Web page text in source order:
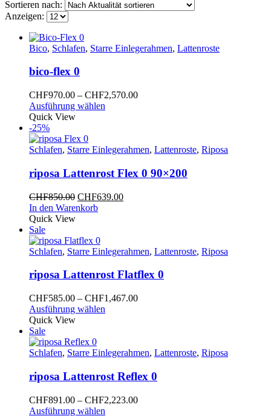
Sortieren nach:
Anzeigen:
Bico, Schlafen, Starre Einlegerahmen, Lattenroste
bico-flex 0
CHF970.00 – CHF2,570.00Preisspanne:
Ausführung wählen
Varianten
Die
Optionen
können
auf
werden
Quick View
-25%
Schlafen, Starre Einlegerahmen, Lattenroste, Riposa
riposa Lattenrost Flex 0 90×200
CHF850.00 Ursprünglicher
Preis
CHF639.00Aktueller
In den Warenkorb
Quick View
Sale
Schlafen, Starre Einlegerahmen, Lattenroste, Riposa
riposa Lattenrost Flatflex 0
CHF585.00 – CHF1,467.00Preisspanne:
Ausführung wählen
Varianten
Die
Optionen
können
auf
Quick View
Sale
Schlafen, Starre Einlegerahmen, Lattenroste, Riposa
riposa Lattenrost Reflex 0
CHF891.00 – CHF2,223.00Preisspanne:
Ausführung wählen